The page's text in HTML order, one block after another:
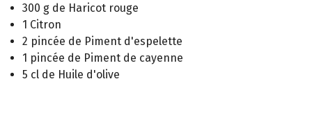
300 g de Haricot rouge
1 Citron
2 pincée de Piment d'espelette
1 pincée de Piment de cayenne
5 cl de Huile d'olive